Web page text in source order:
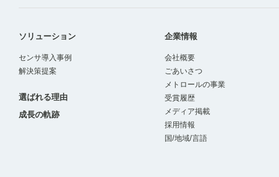
ソリューション
センサ導入事例
解決策提案
選ばれる理由
成長の軌跡
企業情報
会社概要
ごあいさつ
メトロールの事業
受賞履歴
メディア掲載
採用情報
国/地域/言語